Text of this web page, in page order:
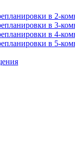
в 2-
в 3-
в 4-
в 5-